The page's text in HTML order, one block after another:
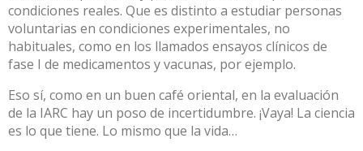
condiciones reales. Que es distinto a estudiar personas
voluntarias en condiciones experimentales, no
habituales, como en los llamados ensayos clínicos de
fase I de medicamentos y vacunas, por ejemplo.
Eso sí, como en un buen café oriental, en la evaluación
de la IARC hay un poso de incertidumbre. ¡Vaya! La ciencia
es lo que tiene. Lo mismo que la vida…